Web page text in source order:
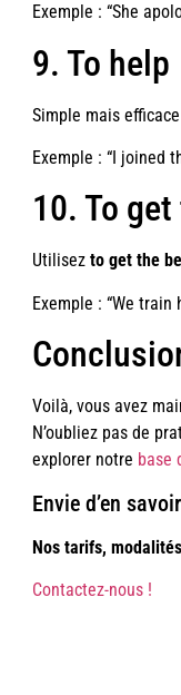
Exemple : “She
9. To help
Simple mais
Exemple : “I joined
10. To
Utilisezto get the
Exemple : “We
Voilà, vous avez
N’oubliez pas de
explorer notre base
Envie d’en
Nos tarifs,
Contactez-nous !